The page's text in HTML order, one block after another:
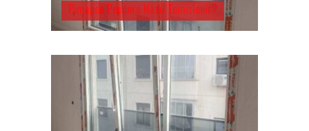
Pimapen Pencere Nasıl Temizlenir?